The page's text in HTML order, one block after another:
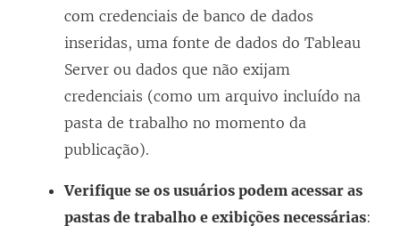
com credenciais de banco de dados
inseridas, uma fonte de dados do Tableau
Server ou dados que não exijam
credenciais (como um arquivo incluído na
pasta de trabalho no momento da
publicação).
Verifique se os usuários podem acessar as
pastas de trabalho e exibições necessárias: